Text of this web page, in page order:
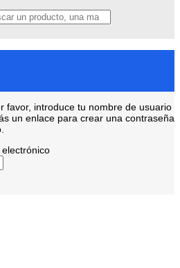
favor, introduce tu nombre de usuario
un enlace para crear una contraseña